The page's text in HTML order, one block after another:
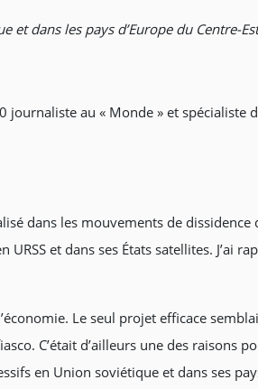
et dans les pays d’Europe du Centre-
au « Monde » et spécialiste
dans les mouvements de dissidence
et dans ses États satellites. J’ai
Le seul projet efficace
C’était d’ailleurs une des raisons
en Union soviétique et dans ses